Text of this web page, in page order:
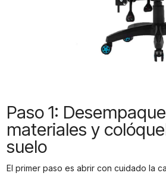
Paso 1:
materiales y
suelo
El primer paso es abrir con cuidado la